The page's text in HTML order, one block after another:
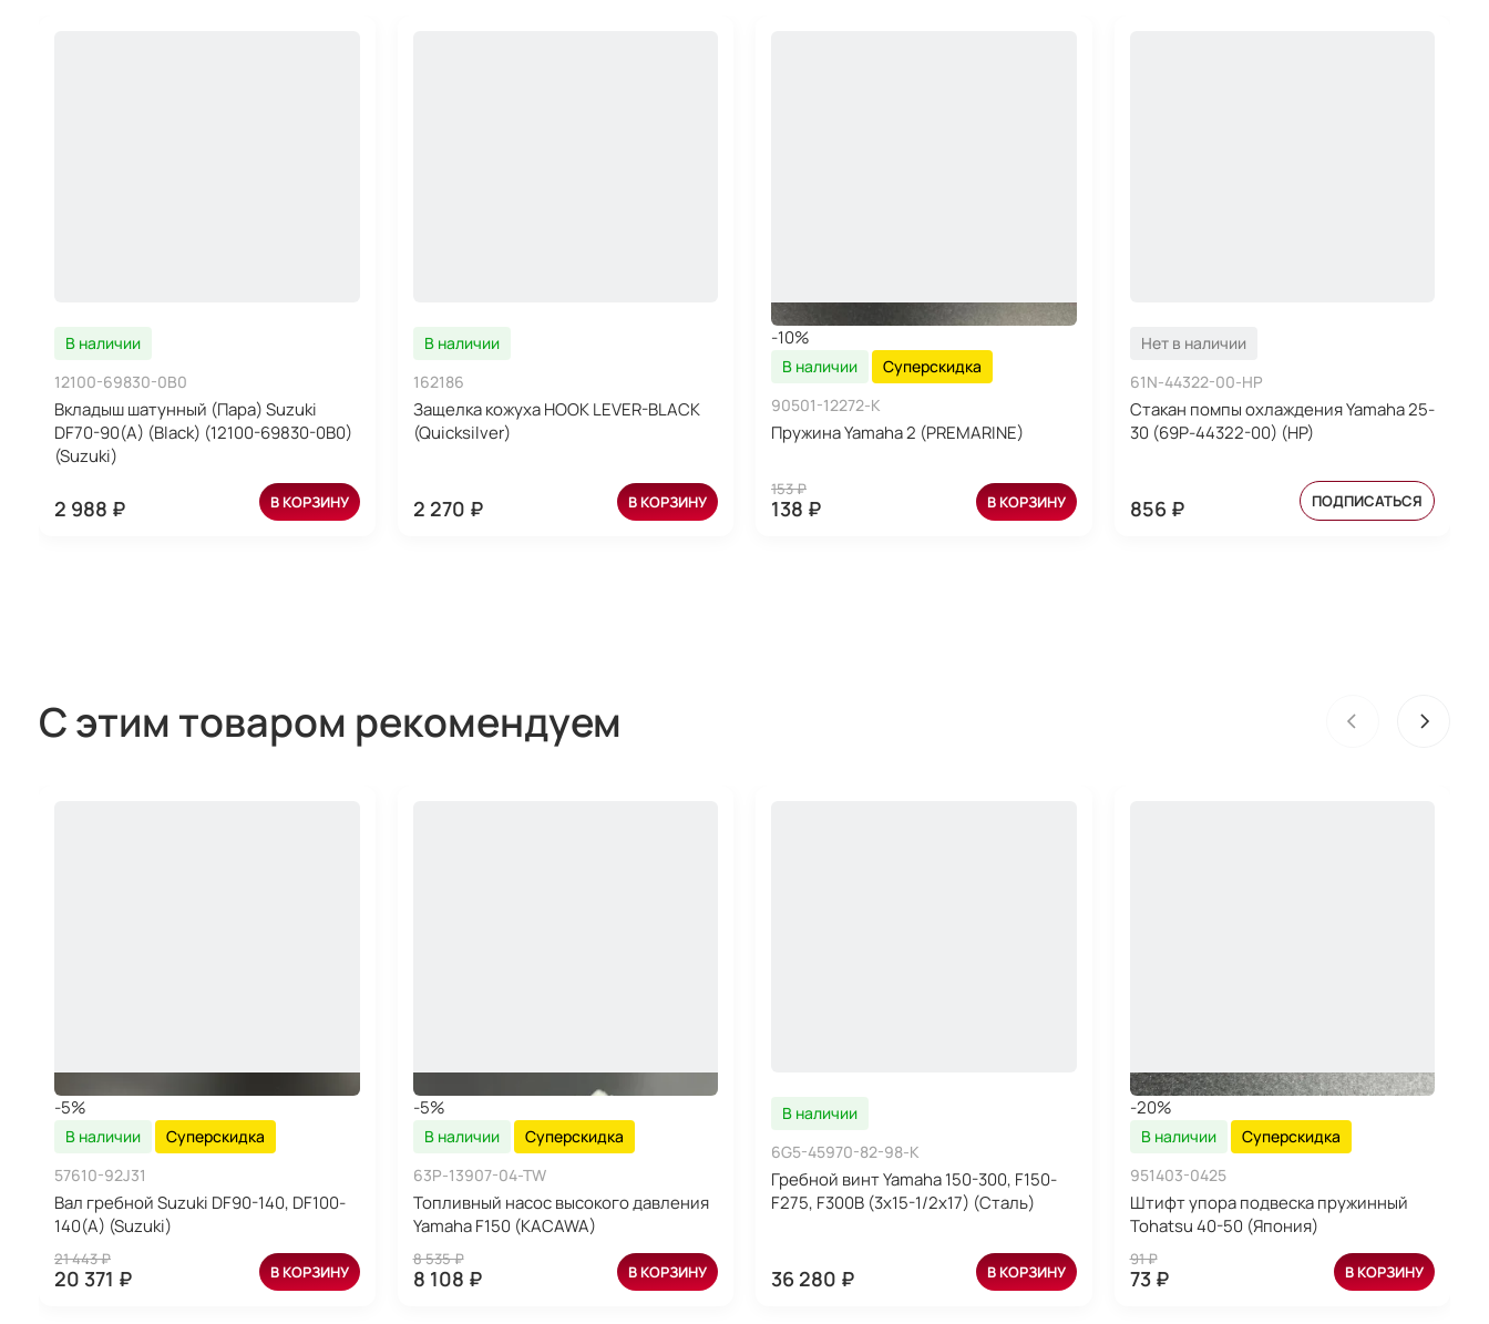
В наличии
12100-69830-0B0
Вкладыш шатунный (Пара) Suzuki
DF70-90(A) (Black) (12100-69830-0B0)
(Suzuki)
2 988 ₽ В КОРЗИНУ
В наличии
162186
Защелка кожуха HOOK LEVER-BLACK
(Quicksilver)
2 270 ₽ В КОРЗИНУ
-10%
В наличии
Суперскидка
90501-12272-K
Пружина Yamaha 2 (PREMARINE)
153 ₽
138 ₽ В КОРЗИНУ
Нет в наличии
61N-44322-00-HP
Стакан помпы охлаждения Yamaha 25-
30 (69P-44322-00) (HP)
856 ₽ ПОДПИСАТЬСЯ
С этим товаром рекомендуем
-5%
В наличии
Суперскидка
57610-92J31
Вал гребной Suzuki DF90-140, DF100-
140(A) (Suzuki)
21 443 ₽
20 371 ₽ В КОРЗИНУ
-5%
В наличии
Суперскидка
63P-13907-04-TW
Топливный насос высокого давления
Yamaha F150 (KACAWA)
8 535 ₽
8 108 ₽ В КОРЗИНУ
В наличии
6G5-45970-82-98-K
Гребной винт Yamaha 150-300, F150-
F275, F300B (3x15-1/2x17) (Сталь)
36 280 ₽ В КОРЗИНУ
-20%
В наличии
Суперскидка
951403-0425
Штифт упора подвеска пружинный
Tohatsu 40-50 (Япония)
91 ₽
73 ₽ В КОРЗИНУ